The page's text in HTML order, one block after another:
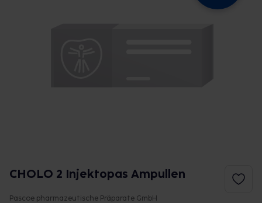
CHOLO 2 Injektopas Ampullen
Pascoe pharmazeutische Präparate GmbH